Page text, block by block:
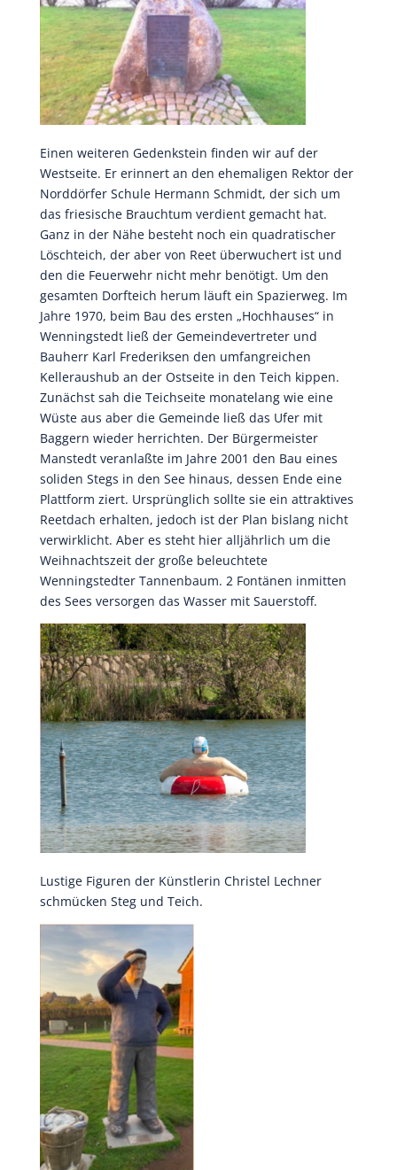
Einen weiteren Gedenkstein finden wir auf der
Westseite. Er erinnert an den ehemaligen Rektor der
Norddörfer Schule Hermann Schmidt, der sich um
das friesische Brauchtum verdient gemacht hat.
Ganz in der Nähe besteht noch ein quadratischer
Löschteich, der aber von Reet überwuchert ist und
den die Feuerwehr nicht mehr benötigt. Um den
gesamten Dorfteich herum läuft ein Spazierweg. Im
Jahre 1970, beim Bau des ersten „Hochhauses“ in
Wenningstedt ließ der Gemeindevertreter und
Bauherr Karl Frederiksen den umfangreichen
Kelleraushub an der Ostseite in den Teich kippen.
Zunächst sah die Teichseite monatelang wie eine
Wüste aus aber die Gemeinde ließ das Ufer mit
Baggern wieder herrichten. Der Bürgermeister
Manstedt veranlaßte im Jahre 2001 den Bau eines
soliden Stegs in den See hinaus, dessen Ende eine
Plattform ziert. Ursprünglich sollte sie ein attraktives
Reetdach erhalten, jedoch ist der Plan bislang nicht
verwirklicht. Aber es steht hier alljährlich um die
Weihnachtszeit der große beleuchtete
Wenningstedter Tannenbaum. 2 Fontänen inmitten
des Sees versorgen das Wasser mit Sauerstoff.
Lustige Figuren der Künstlerin Christel Lechner
schmücken Steg und Teich.